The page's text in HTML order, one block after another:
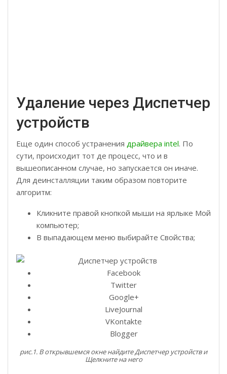
Удаление через Диспетчер
устройств
Еще один способ устранения драйвера intel. По
сути, происходит тот де процесс, что и в
вышеописанном случае, но запускается он иначе.
Для деинсталляции таким образом повторите
алгоритм:
Кликните правой кнопкой мыши на ярлыке Мой
компьютер;
В выпадающем меню выбирайте Свойства;
Facebook
Twitter
Google+
LiveJournal
VKontakte
Blogger
рис.1. В открывшемся окне найдите Диспетчер устройств и
Щелкните на него